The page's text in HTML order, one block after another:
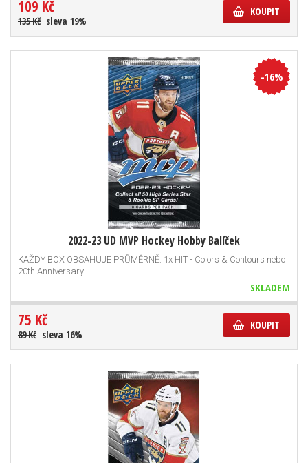
109 Kč
135 Kč sleva 19%
KOUPIT
-16%
2022-23 UD MVP Hockey Hobby Balíček
KAŽDY BOX OBSAHUJE PRŮMĚRNĚ: 1x HIT - Colors & Contours nebo
20th Anniversary...
SKLADEM
75 Kč
89 Kč sleva 16%
KOUPIT